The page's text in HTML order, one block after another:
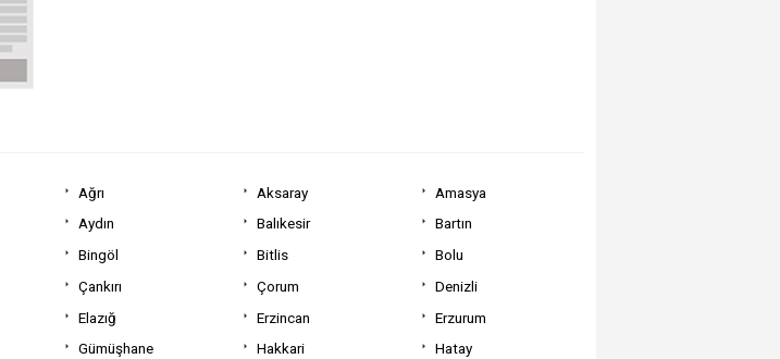
Ağrı Aksaray
Amasya
Aydın Balıkesir
Bartın
Bingöl Bitlis
Bolu
Çankırı Çorum
Denizli
Elazığ Erzincan
Erzurum
Gümüşhane Hakkari
Hatay